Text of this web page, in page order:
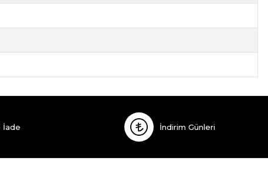
İade İndirim Günleri